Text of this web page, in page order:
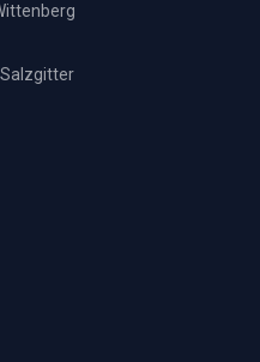
Salzgitter